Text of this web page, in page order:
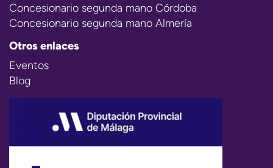
Concesionario segunda mano Córdoba
Concesionario segunda mano Almería
Otros enlaces
Eventos
Blog